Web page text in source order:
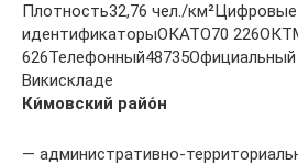
Плотность32,76 чел./км²Цифровые
идентификаторыОКАТО70
Викискладе
Ки́мовский райо́н
— административно-